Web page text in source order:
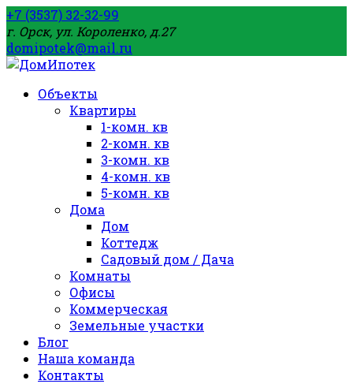
+7 (3537) 32-32-99
г. Орск, ул. Короленко, д.27
domipotek@mail.ru
Объекты
Квартиры
1-комн. кв
2-комн. кв
3-комн. кв
4-комн. кв
5-комн. кв
Дома
Дом
Коттедж
Садовый дом / Дача
Комнаты
Офисы
Коммерческая
Земельные участки
Блог
Наша команда
Контакты